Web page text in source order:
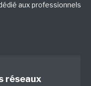
aux professionnels
réseaux